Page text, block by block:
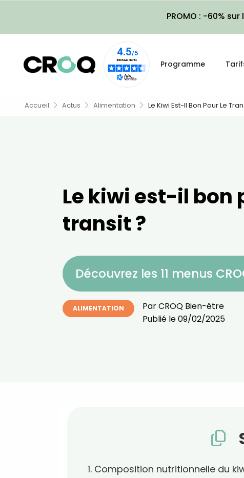
PROMO : -60%
Programme
Accueil Actus Alimentation Le Kiwi Est-Il Bon Pour Le
Le kiwi est-il bon
transit ?
Découvrez les 11 menus
ALIMENTATION ParCROQ Bien-être
Publié le09/02/2025
1. Composition nutritionnelle du